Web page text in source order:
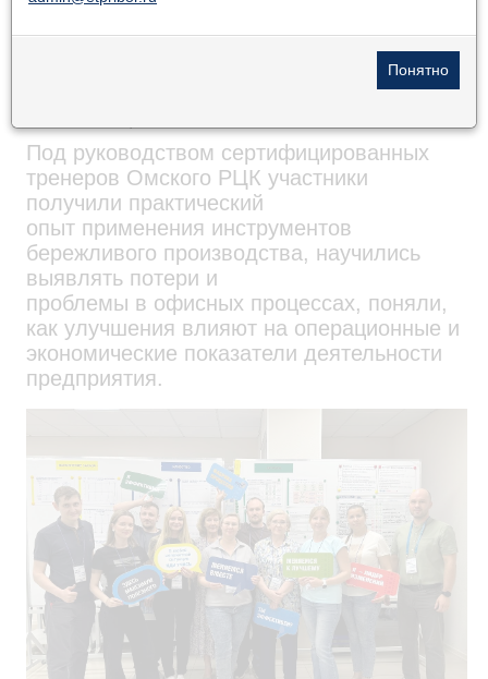
деловой игре
«Фабрика офисных процессов» на базе
Под руководством сертифицированных
тренеров Омского РЦК участники
получили практический
опыт применения инструментов
бережливого производства, научились
выявлять потери и
проблемы в офисных процессах, поняли,
как улучшения влияют на операционные и
экономические показатели деятельности
предприятия.